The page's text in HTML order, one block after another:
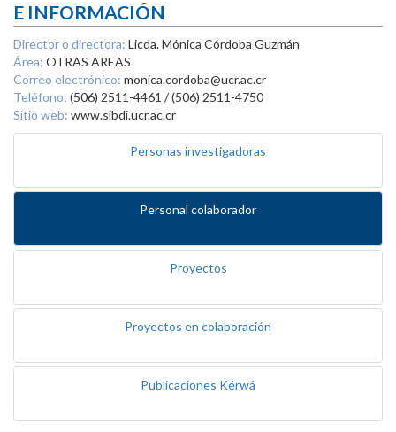
E INFORMACIÓN
Director o directora: Licda. Mónica Córdoba Guzmán
Área: OTRAS AREAS
Correo electrónico: monica.cordoba@ucr.ac.cr
Teléfono: (506) 2511-4461 / (506) 2511-4750
Sitio web: www.sibdi.ucr.ac.cr
Personas investigadoras
Personal colaborador
Proyectos
Proyectos en colaboración
Publicaciones Kérwá